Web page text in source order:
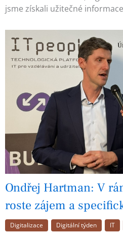
jsme získali užitečné
Ondřej Hartman: V
roste zájem a
Digitalizace Digitální týden IT